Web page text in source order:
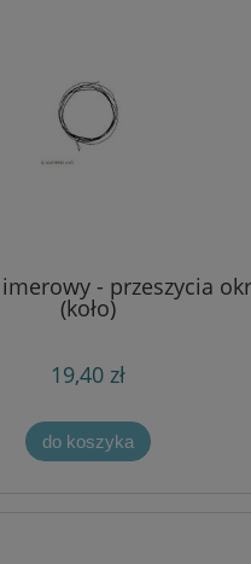
- przeszycia
(koło)
19,40 zł
do koszyka